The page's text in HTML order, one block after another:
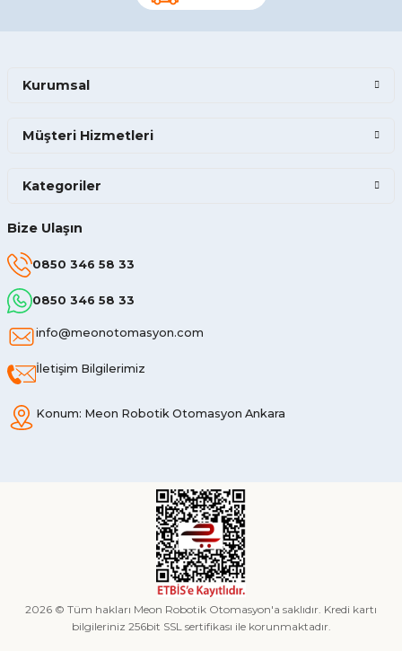
Bize Ulaşın
0850 346 58 33
0850 346 58 33
info@meonotomasyon.com
İletişim Bilgilerimiz
Konum: Meon Robotik Otomasyon Ankara
Kurumsal
Müşteri Hizmetleri
Kategoriler
2026 © Tüm hakları Meon Robotik Otomasyon'a saklıdır. Kredi kartı
bilgileriniz 256bit SSL sertifikası ile korunmaktadır.